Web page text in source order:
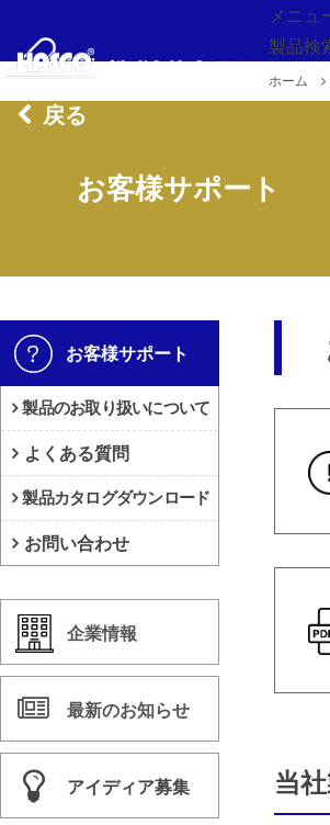
メニュ
製品検
ホーム
お客様サポート
当
お客様サポート
製品のお取り扱いについて
よくある質問
製品カタログダウンロード
お問い合わせ
企業情報
最新のお知らせ
アイディア募集
戻る